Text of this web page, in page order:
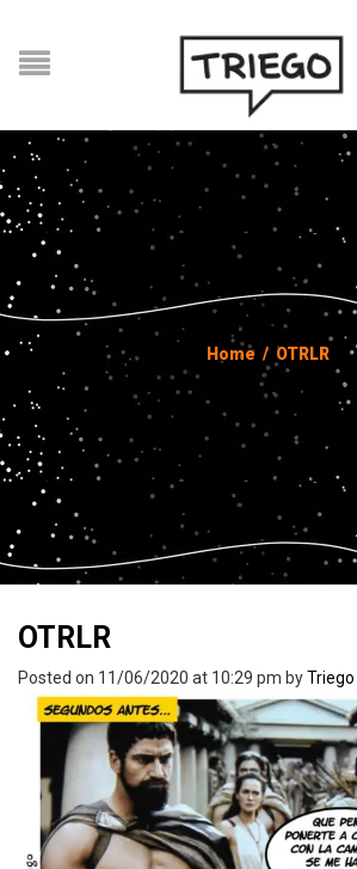
Home / OTRLR
OTRLR
Posted on 11/06/2020 at 10:29 pm byTriego